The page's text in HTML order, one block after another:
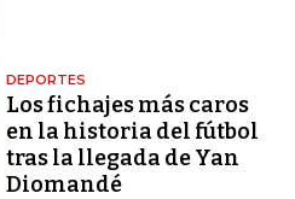
DEPORTES
Los fichajes más caros
en la historia del fútbol
tras la llegada de Yan
Diomandé